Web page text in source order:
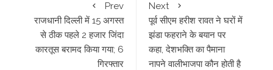
Prev
राजधानी दिल्ली में 15 अगस्त
से ठीक पहले 2 हजार जिंदा
कारतूस बरामद किया गया; 6
गिरफ्तार
Next
पूर्व सीएम हरीश रावत ने घरों में
झंडा फहराने के बयान पर
कहा, देशभक्ति का पैमाना
नापने वालीभाजपा कौन होती है